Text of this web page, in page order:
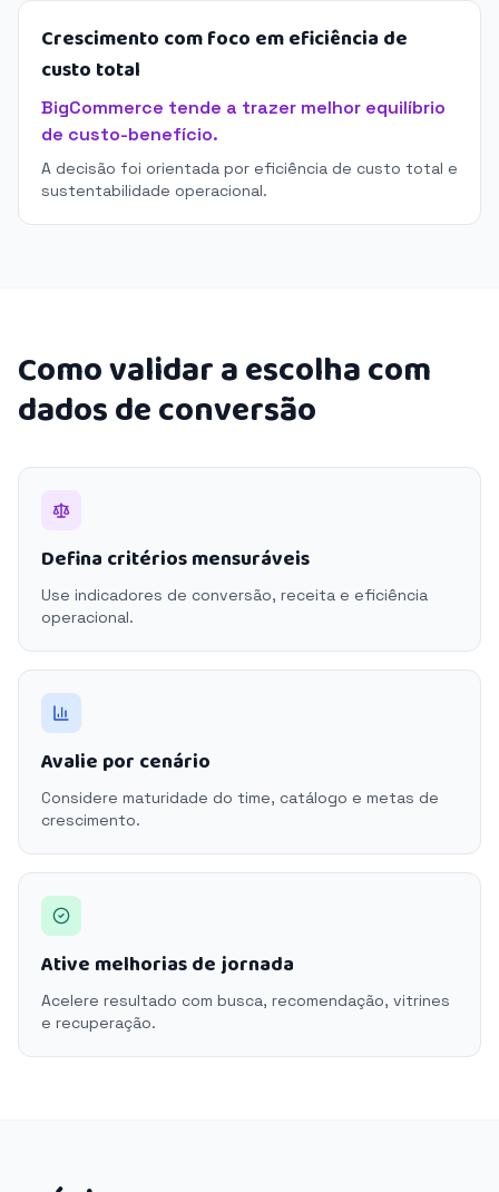
Crescimento com foco em eficiência de
custo total
BigCommerce tende a trazer melhor equilíbrio
de custo-benefício.
A decisão foi orientada por eficiência de custo total e
sustentabilidade operacional.
Como validar a escolha com
dados de conversão
Defina critérios mensuráveis
Use indicadores de conversão, receita e eficiência
operacional.
Avalie por cenário
Considere maturidade do time, catálogo e metas de
crescimento.
Ative melhorias de jornada
Acelere resultado com busca, recomendação, vitrines
e recuperação.